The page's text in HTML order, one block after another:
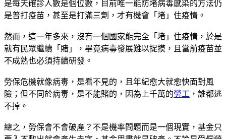
是每天確診人數是個位數，目前唯一能防堵病毒感染的方法仍
是普打疫苗，甚至是打滿三劑，才有機會「堵」住疫情。
然而，這一年多來，沒有一個國家能完全「堵」住疫情，於是
就有民眾繼續「賭」，畢竟病毒發展難以捉摸，且當前疫苗並
不成熟也必須持續研發。
勞保危機就像病毒，是看不見的，且年紀愈大就愈快面對風
險；但不同於病毒，是不能賭的，因為上千萬的勞工 ，誰都逃
不掉。
總之，勞保會不會破產？不是機率問題而是一個現實，基金只